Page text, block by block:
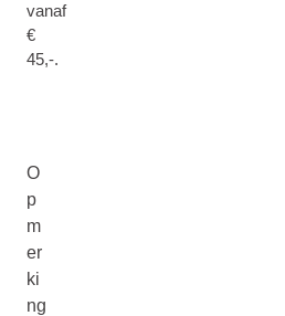
vanaf
€
45,-.
O
p
m
er
ki
ng